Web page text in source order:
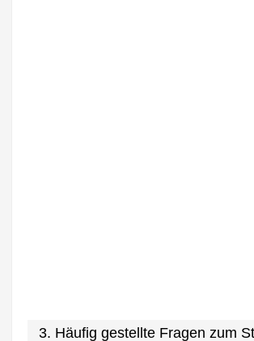
3. Häufig gestellte Fragen zum